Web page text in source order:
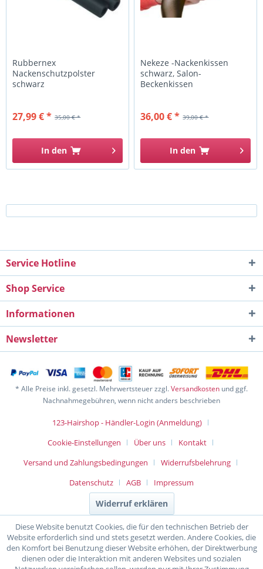
Rubbernex
Nackenschutzpolster
schwarz
35,00 € *
27,99 € *
In den
Nekeze -Nackenkissen
schwarz, Salon-
Beckenkissen
39,00 € *
36,00 € *
In den
Service Hotline
Shop Service
Informationen
Newsletter
* Alle Preise inkl. gesetzl. Mehrwertsteuer zzgl.Versandkosten und ggf.
Nachnahmegebühren, wenn nicht anders beschrieben
123-Hairshop - Händler-Login (Anmeldung)
Cookie-Einstellungen
Über uns
Kontakt
Versand und Zahlungsbedingungen
Widerrufsbelehrung
Datenschutz
AGB Impressum
Widerruf erklären
Diese Website benutzt Cookies, die für den technischen Betrieb der
Website erforderlich sind und stets gesetzt werden. Andere Cookies, die
den Komfort bei Benutzung dieser Website erhöhen, der Direktwerbung
dienen oder die Interaktion mit anderen Websites und sozialen